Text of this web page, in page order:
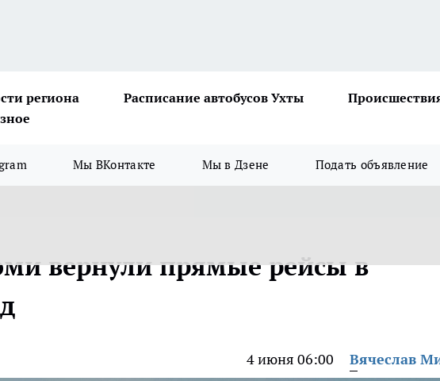
региона Расписание автобусов Ухты
Мы ВКонтакте Мы в Дзене Подать объявление
вернули прямые рейсы в
4 июня 06:00 Вячеслав